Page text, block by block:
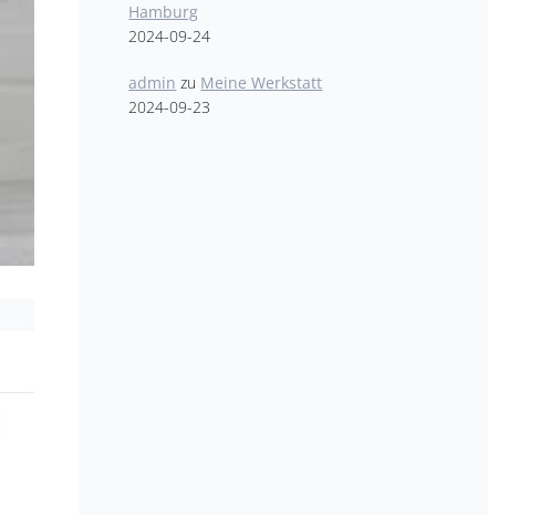
Hamburg
2024-09-24
admin zu Meine Werkstatt
2024-09-23